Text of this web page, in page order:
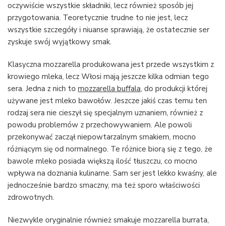
oczywiście wszystkie składniki, lecz również sposób jej
przygotowania. Teoretycznie trudne to nie jest, lecz
wszystkie szczegóły i niuanse sprawiają, że ostatecznie ser
zyskuje swój wyjątkowy smak.
Klasyczna mozzarella produkowana jest przede wszystkim z
krowiego mleka, lecz Włosi mają jeszcze kilka odmian tego
sera. Jedna z nich to mozzarella buffala, do produkcji której
używane jest mleko bawołów. Jeszcze jakiś czas temu ten
rodzaj sera nie cieszył się specjalnym uznaniem, również z
powodu problemów z przechowywaniem. Ale powoli
przekonywać zaczął niepowtarzalnym smakiem, mocno
różniącym się od normalnego. Te różnice biorą się z tego, że
bawole mleko posiada większą ilość tłuszczu, co mocno
wpływa na doznania kulinarne. Sam ser jest lekko kwaśny, ale
jednocześnie bardzo smaczny, ma też sporo właściwości
zdrowotnych.
Niezwykle oryginalnie również smakuje mozzarella burrata,